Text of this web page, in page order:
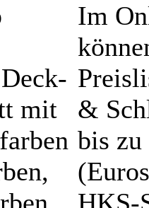
mit
Im
&
bis